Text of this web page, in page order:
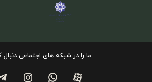
ما را در شبکه های اجتماعی دنبال